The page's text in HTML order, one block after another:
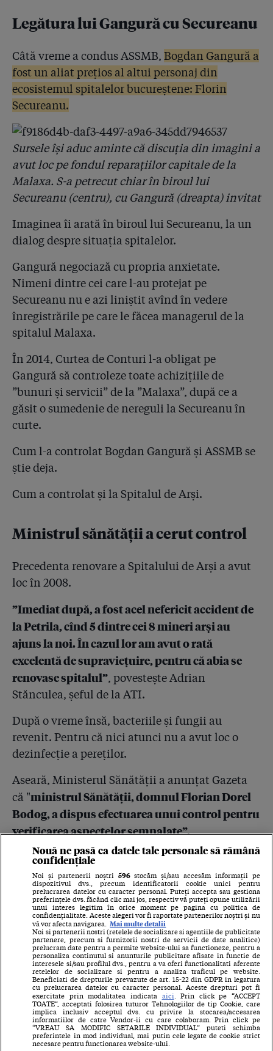
Legătura lui Gangură cu Secureanu
Câtă vreme a condus ASSMB, Bogdan Gangură a
fost un aliat prețios al altui personaj din
ecosistemul spitalelor bucureștene: Florin
Secureanu.
Sursele își aduc aminte că discuția din imagini a
avut loc pe fondul reparațiilor capitale de la
Malaxa. S-a petrecut chiar în biroul lui
Secureanu (centru), cu Gangură (dreapta) invitat
Imaginea îi arată în biroul lui Secureanu, la un
dialog despre situația spitalelor.
Gangură negociază cu propria anxietate.
Nimeni dintre cei care l-au protejat pe
Secureanu nu e azi liniștit avînd în vedere
înregistrările pe care le făcea managerul de la
spitalul Malaxa.
În 2014, Curtea de Conturi l-a obligat pe
Gangură să controleze toate achizițiile de
”bunuri și servicii” de la ”Malaxa”, după ce a
găsit o sumedenie de nereguli la Secureanu în
curte.
Cum l-a controlat Bogdan Gangură și ASSMB se
știe deja.
Cum a controlat și la Spitalul de Arși.
Ministrul sănătății a cerut control
Precedenta renovare a Spitalului de Arși a avut
loc în 2008.
”Imediat după, a fost acel nefericit accident de
la Petrila, cînd 5 dintre cei 8 mineri arși au
ajuns la noi. În cazul lor am avut o rată
excelentă de supraviețuire, pentru că abia se
renovase spitalul”, povestește Adrian
Stănculea, șeful de la ATI.
După o vreme însă, bacteriile și fungii au
revenit. Pentru că nici atunci nu a avut loc o
dezinfecție a pereților.
Aseară, Ministerul Sănătății a anunțat Gazeta
că "ministrul Sănătății, domnul Florian Dorel
Bodog, a dispus efectuarea unui control pentru
verificarea aspectelor semnalate”.
”Comisia de control este formată din specialiști
epidemiologi din cadrul Institutului Național
de Sănătate Publică și de inspectori sanitari din
cadrul Direcției de Sănătate Publică a
Municipiului București".
Ministrul Bodog a lucrat, acum doi ani, ca
secretar de stat în minister responsabil de
Inspecția Sanitară și DSP-uri.
Deocamdată, DSP nu a avut o reacție la
renovarea fără decontaminare din 2016-2017 de
la Spitalul de Arși.
Nouă ne pasă ca datele tale personale să rămână
confidențiale
Noi și partenerii noștri 596stocăm și/sau accesăm informații pe
dispozitivul dvs., precum identificatorii cookie unici pentru
prelucrarea datelor cu caracter personal. Puteți accepta sau gestiona
preferințele dvs. făcând clic mai jos, respectiv vă puteți opune utilizării
unui interes legitim în orice moment pe pagina cu politica de
confidențialitate. Aceste alegeri vor fi raportate partenerilor noștri și nu
vă vor afecta navigarea.
Mai multe detalii
Noi si partenerii nostri (retelele de socializare si agentiile de publicitate
partenere, precum si furnizorii nostri de servicii de date analitice)
prelucram date pentru a permite website-ului sa functioneze, pentru a
personaliza continutul si anunturile publicitare afisate in functie de
interesele si/sau profilul dvs., pentru a va oferi functionalitati aferente
retelelor de socializare si pentru a analiza traficul pe website.
Beneficiati de drepturile prevazute de art. 15-22 din GDPR in legatura
cu prelucrarea datelor cu caracter personal. Aceste drepturi pot fi
exercitate prin modalitatea indicata aici . Prin click pe “ACCEPT
TOATE”, acceptati folosirea tuturor Tehnologiilor de tip Cookie, care
implica inclusiv acceptul dvs. cu privire la stocarea/accesarea
informatiilor de catre Vendor-ii cu care colaboram. Prin click pe
“VREAU SA MODIFIC SETARILE INDIVIDUAL” puteti schimba
preferintele in mod individual, mai putin cele legate de cookie strict
necesare pentru functionarea website-ului.